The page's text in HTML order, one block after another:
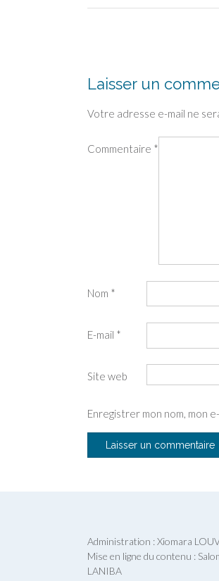
Laisser un
Votre adresse e-mail ne
Commentaire *
Nom *
E-mail *
Site web
Enregistrer mon nom, mon
Administration : Xiomara
Mise en ligne du contenu :
LANIBA